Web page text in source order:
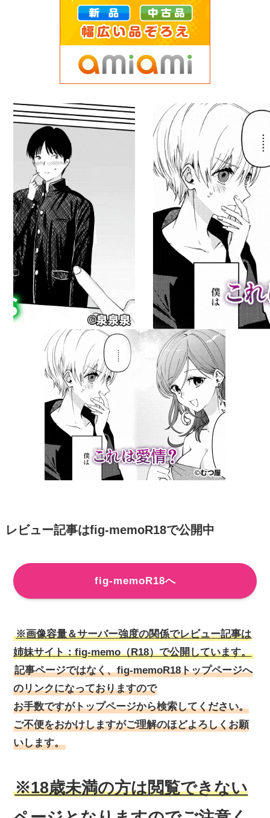
レビュー記事はfig-memoR18で公開中
fig-memoR18へ
※画像容量＆サーバー強度の関係でレビュー記事は
姉妹サイト：fig-memo（R18）で公開しています。
記事ページではなく、fig-memoR18トップページへ
のリンクになっておりますので
お手数ですがトップページから検索してください。
ご不便をおかけしますがご理解のほどよろしくお願
いします。
※18歳未満の方は閲覧できない